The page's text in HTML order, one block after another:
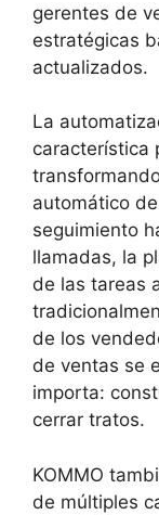
gerentes de
estratégicas
actualizados.
La
característica
automático
seguimiento
llamadas, la
de las tareas
de los
de ventas se
importa:
cerrar tratos.
KOMMO
de múltiples